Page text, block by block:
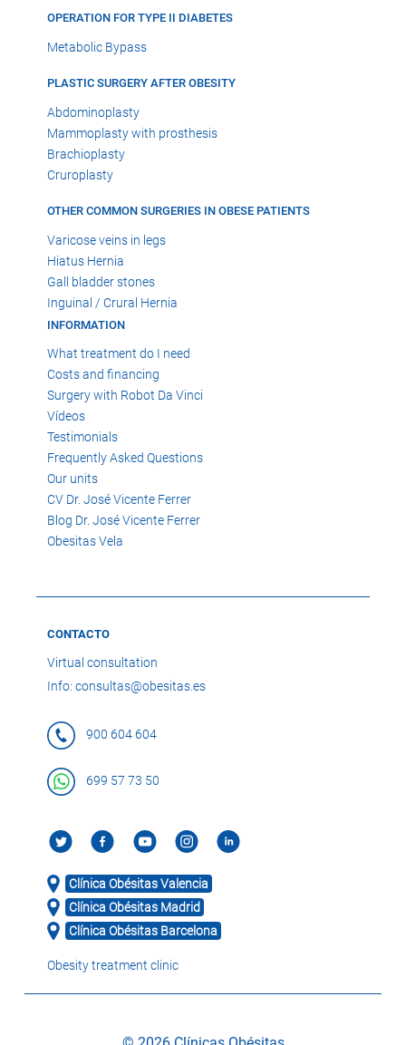
OPERATION FOR TYPE II DIABETES
Metabolic Bypass
PLASTIC SURGERY AFTER OBESITY
Abdominoplasty
Mammoplasty with prosthesis
Brachioplasty
Cruroplasty
OTHER COMMON SURGERIES IN OBESE PATIENTS
Varicose veins in legs
Hiatus Hernia
Gall bladder stones
Inguinal / Crural Hernia
INFORMATION
What treatment do I need
Costs and financing
Surgery with Robot Da Vinci
Vídeos
Testimonials
Frequently Asked Questions
Our units
CV Dr. José Vicente Ferrer
Blog Dr. José Vicente Ferrer
Obesitas Vela
CONTACTO
Virtual consultation
Info: consultas@obesitas.es
900 604 604
699 57 73 50
Clínica Obésitas Valencia
Clínica Obésitas Madrid
Clínica Obésitas Barcelona
Obesity treatment clinic